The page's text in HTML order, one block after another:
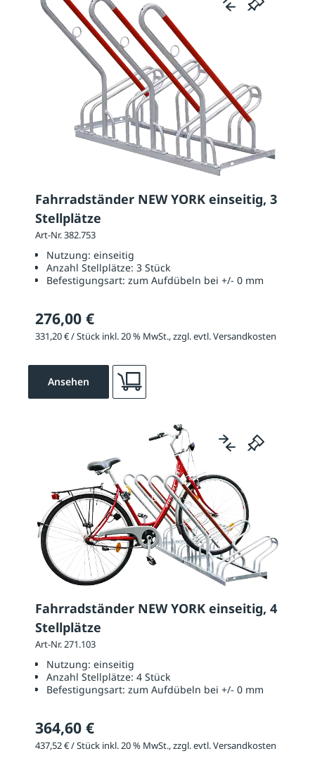
Fahrradständer NEW YORK einseitig, 3
Stellplätze
Art-Nr. 382.753
Nutzung: einseitig
Anzahl Stellplätze: 3 Stück
Befestigungsart: zum Aufdübeln bei +/- 0 mm
276,00 €
331,20 € / Stück inkl. 20 % MwSt., zzgl. evtl. Versandkosten
Ansehen
Fahrradständer NEW YORK einseitig, 4
Stellplätze
Art-Nr. 271.103
Nutzung: einseitig
Anzahl Stellplätze: 4 Stück
Befestigungsart: zum Aufdübeln bei +/- 0 mm
364,60 €
437,52 € / Stück inkl. 20 % MwSt., zzgl. evtl. Versandkosten